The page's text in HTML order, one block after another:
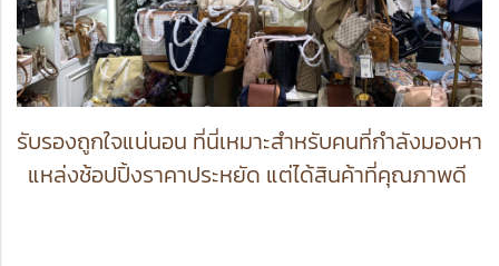
รับรองถูกใจแน่นอน ที่นี่เหมาะสำหรับคนที่กำลังมองหา
แหล่งช้อปปิ้งราคาประหยัด แต่ได้สินค้าที่คุณภาพดี